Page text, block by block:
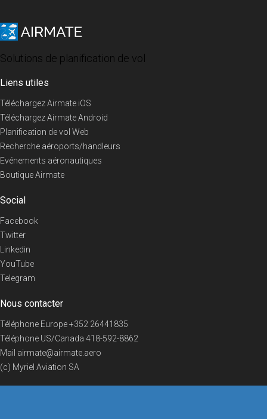
Solutions de planification de vol
Liens utiles
Téléchargez Airmate iOS
Téléchargez Airmate Android
Planification de vol Web
Recherche aéroports/handleurs
Evénements aéronautiques
Boutique Airmate
Social
Facebook
Twitter
Linkedin
YouTube
Telegram
Nous contacter
Téléphone Europe+352 26441835
Téléphone US/Canada 418-592-8862
Mail airmate@airmate.aero
(c) Myriel Aviation SA